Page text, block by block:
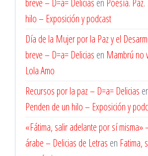
breve – D=a= Delicias en Poesía.
hilo – Exposición y podcast
Día de la Mujer por la Paz y el
breve – D=a= Delicias en Mambrú no
Lola Amo
Recursos por la paz – D=a= Delicias
Penden de un hilo – Exposición y
«Fátima, salir adelante por sí misma»
árabe – Delicias de Letras en Fatima,